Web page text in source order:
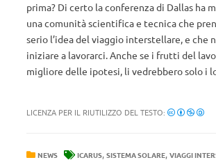
prima? Di certo la conferenza di Dallas ha
una comunità scientifica e tecnica che
serio l’idea del viaggio interstellare, e che
iniziare a lavorarci. Anche se i frutti del
migliore delle ipotesi, li vedrebbero solo i
LICENZA PER IL RIUTILIZZO DEL TESTO:
NEWS ICARUS, SISTEMA SOLARE, VIAGGI